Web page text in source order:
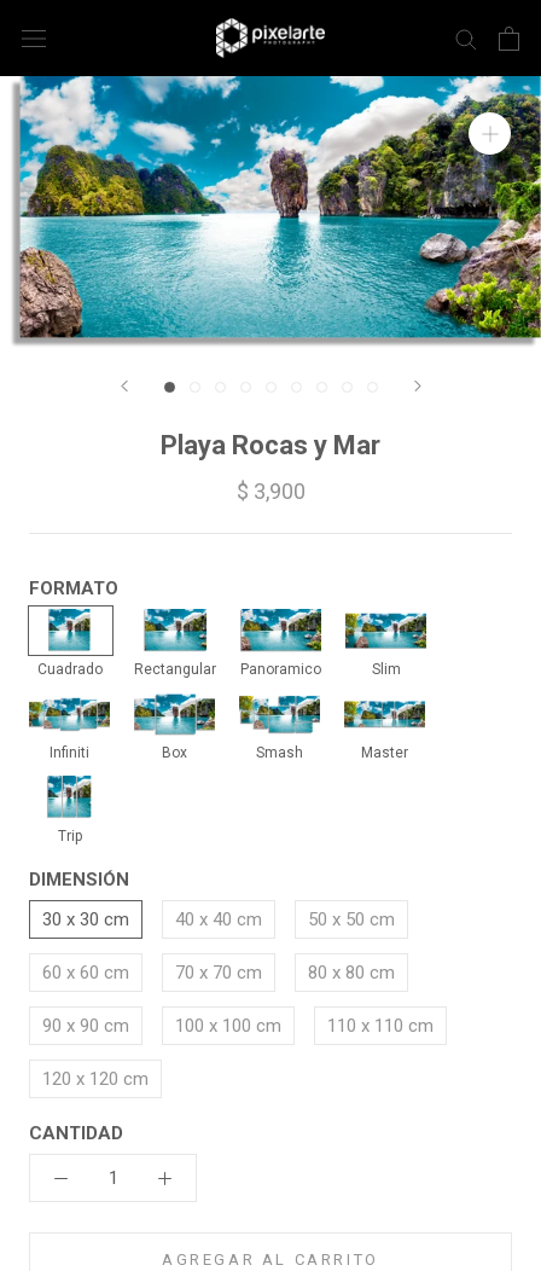
Playa Rocas y Mar
$ 3,900
FORMATO
Cuadrado
Cuadrado
Rectangular
Rectangular
Panoramico
Panoramico
Slim
Slim
Infiniti
Infiniti
Box
Box
Smash
Smash
Master
Master
Trip
Trip
DIMENSIÓN
30 x 30 cm
40 x 40 cm 50 x 50 cm
60 x 60 cm 70 x 70 cm 80 x 80 cm
90 x 90 cm 100 x 100 cm 110 x 110 cm
120 x 120 cm
CANTIDAD
AGREGAR AL CARRITO